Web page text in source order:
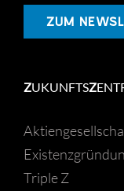
ZUM
ZUKUNFTSZ
Triple Z